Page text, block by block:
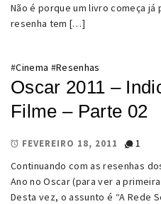
Não é porque um livro começa
resenha tem […]
#Cinema #Resenhas
Oscar 2011 –
Filme – Parte 02
FEVEREIRO 18, 2011
1
Continuando com as resenhas
Ano no Oscar (para ver a
Desta vez, o assunto é “A Rede